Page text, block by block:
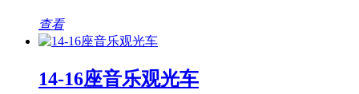
查看
14-16座音乐观光车